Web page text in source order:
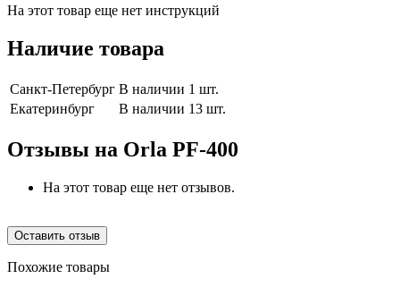
На этот товар еще нет инструкций
Наличие товара
Санкт-Петербург В наличии 1 шт.
Екатеринбург
В наличии 13 шт.
Отзывы на Orla PF-400
На этот товар еще нет отзывов.
Оставить отзыв
Похожие товары